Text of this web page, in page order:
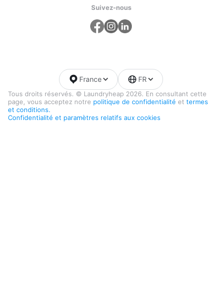
Suivez-nous
Tous droits réservés. © Laundryheap 2026. En consultant cette
page, vous acceptez notre politique de confidentialité et termes
et conditions.
Confidentialité et paramètres relatifs aux cookies
France FR